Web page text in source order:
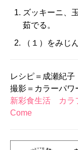
ズッキーニ、
茹でる。
（１）をみじ
レシピ＝成瀬紀子
撮影＝カラーパワ
新彩食生活 カラ
Come